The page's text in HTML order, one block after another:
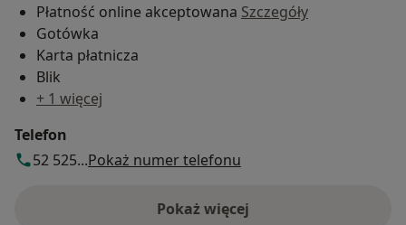
Płatność online akceptowana Szczegóły
Gotówka
Karta płatnicza
Blik
+ 1 więcej
Telefon
52 525...Pokaż numer telefonu
Pokaż więcej
o adresie